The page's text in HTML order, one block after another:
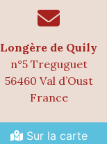
Longère de Quily
n°5 Treguguet
56460 Val d’Oust
France
Sur la carte